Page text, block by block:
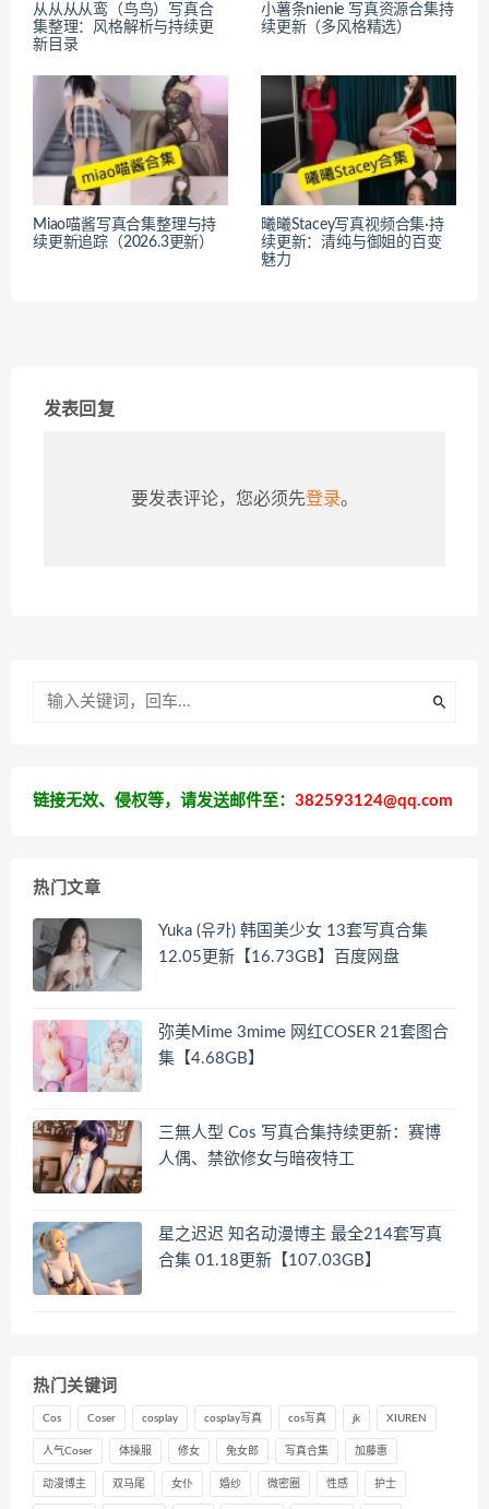
从从从从鸾（鸟鸟）写真合
集整理：风格解析与持续更
新目录
小薯条nienie 写真资源合集持
续更新（多风格精选）
Miao喵酱写真合集整理与持
续更新追踪（2026.3更新）
曦曦Stacey写真视频合集·持
续更新：清纯与御姐的百变
魅力
发表回复
要发表评论，您必须先登录。
链接无效、侵权等，请发送邮件至： 382593124@qq.com
热门文章
Yuka (유카) 韩国美少女 13套写真合集
12.05更新【16.73GB】百度网盘
弥美Mime 3mime 网红COSER 21套图合
集【4.68GB】
三無人型 Cos 写真合集持续更新：赛博
人偶、禁欲修女与暗夜特工
星之迟迟 知名动漫博主 最全214套写真
合集 01.18更新【107.03GB】
热门关键词
Cos Coser cosplay cosplay写真 cos写真 jk XIUREN
人气Coser 体操服 修女 兔女郎 写真合集 加藤惠
动漫博主 双马尾 女仆 婚纱 微密圈 性感 护士